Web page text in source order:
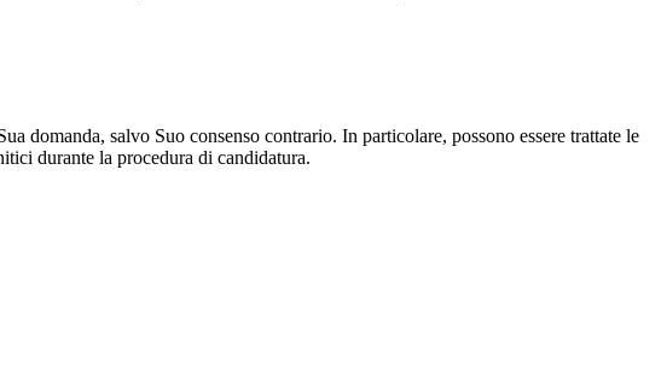
domanda, salvo Suo consenso contrario. In particolare, possono essere trattate le
durante la procedura di candidatura.